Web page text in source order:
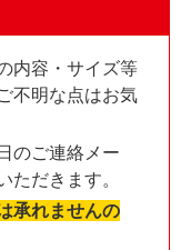
内容・サイズ等
不明な点はお気
のご連絡メー
ただきます。
承れませんの